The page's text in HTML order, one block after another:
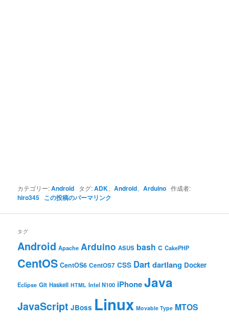
カテゴリー:Android タグ:ADK、Android、Arduino 作成者:
hiro345 この投稿のパーマリンク
タグ
Android Apache Arduino ASUS bash C CakePHP
CentOS CentOS6 CentOS7 CSS Dart dartlang Docker
Eclipse Git Haskell HTML Intel N100 iPhoneJava
JavaScript JBoss Linux Movable Type MTOS